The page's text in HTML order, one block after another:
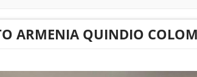
ARMENIA QUINDIO